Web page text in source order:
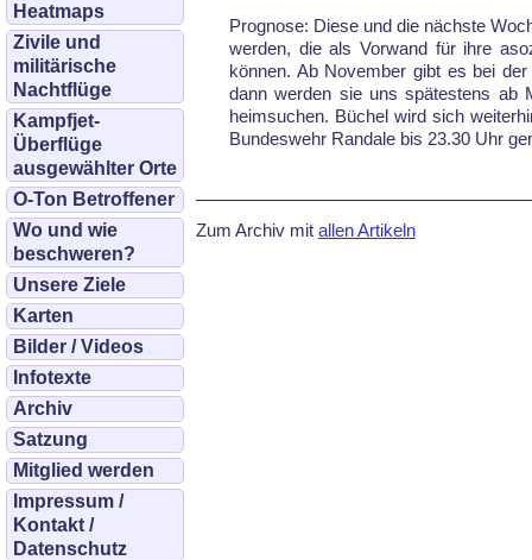
Heatmaps
Zivile und
militärische
Nachtflüge
Kampfjet-
Überflüge
ausgewählter Orte
O-Ton Betroffener
Wo und wie
beschweren?
Unsere Ziele
Karten
Bilder / Videos
Infotexte
Archiv
Satzung
Mitglied werden
Impressum /
Kontakt /
Datenschutz
Prognose: Diese und die nächste
werden, die als Vorwand für ihre
können. Ab November gibt es bei
dann werden sie uns spätestens ab
heimsuchen. Büchel wird sich
Bundeswehr Randale bis 23.30 Uhr
Zum Archiv mit allen Artikeln